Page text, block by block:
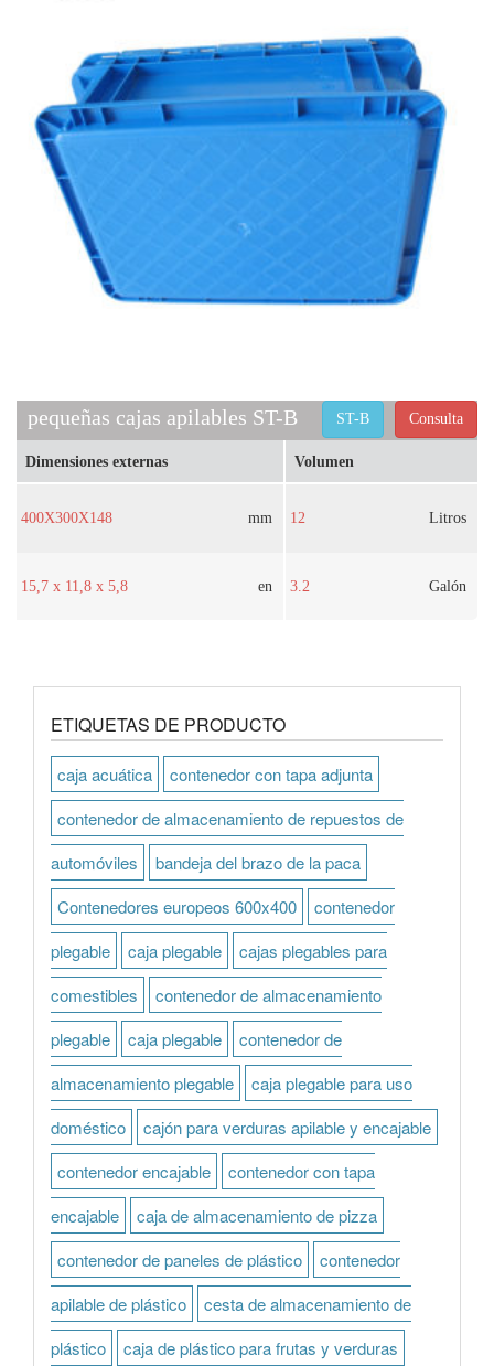
pequeñas cajas apilables ST-B Consulta
ST-B
Dimensiones externas
400X300X148 mm
15,7 x 11,8 x 5,8 en
Volumen
12 Litros
3.2 Galón
ETIQUETAS DE PRODUCTO
caja acuática
contenedor con tapa adjunta
contenedor de almacenamiento de repuestos de
automóviles
bandeja del brazo de la paca
Contenedores europeos 600x400
contenedor
plegable
caja plegable
cajas plegables para
comestibles
contenedor de almacenamiento
plegable
caja plegable
contenedor de
almacenamiento plegable
caja plegable para uso
doméstico
cajón para verduras apilable y encajable
contenedor encajable
contenedor con tapa
encajable
caja de almacenamiento de pizza
contenedor de paneles de plástico
contenedor
apilable de plástico
cesta de almacenamiento de
plástico
caja de plástico para frutas y verduras